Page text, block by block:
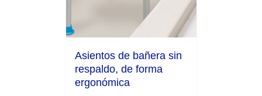
Asientos de bañera sin
respaldo, de forma
ergonómica